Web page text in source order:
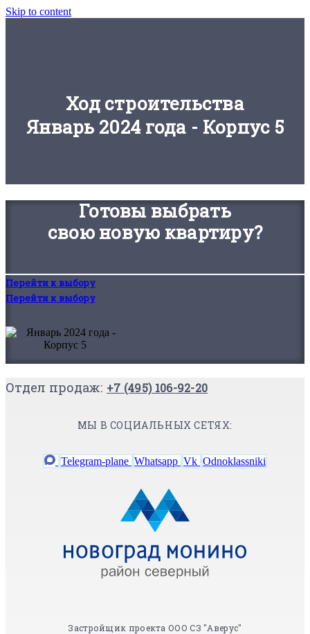
Skip to content
Ход строительства
Январь 2024 года - Корпус 5
Готовы выбрать
свою новую квартиру?
Перейти к выбору
Перейти к выбору
Отдел продаж: +7 (495) 106-92-20
МЫ В СОЦИАЛЬНЫХ СЕТЯХ:
Telegram-plane Whatsapp Vk Odnoklassniki
Застройщик проекта ООО СЗ "Аверус"